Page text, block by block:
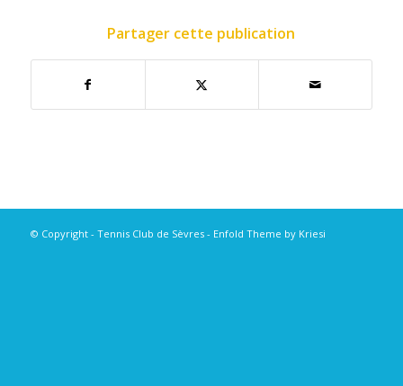
Partager cette publication
© Copyright - Tennis Club de Sèvres - Enfold Theme by Kriesi